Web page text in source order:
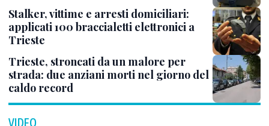
Stalker, vittime e arresti domiciliari:
applicati 100 braccialetti elettronici a
Trieste
Trieste, stroncati da un malore per
strada: due anziani morti nel giorno del
caldo record
VIDEO